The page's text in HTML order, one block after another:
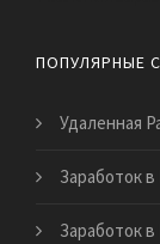
ПОПУЛЯРНЫЕ
Удаленная
Заработок
Заработок